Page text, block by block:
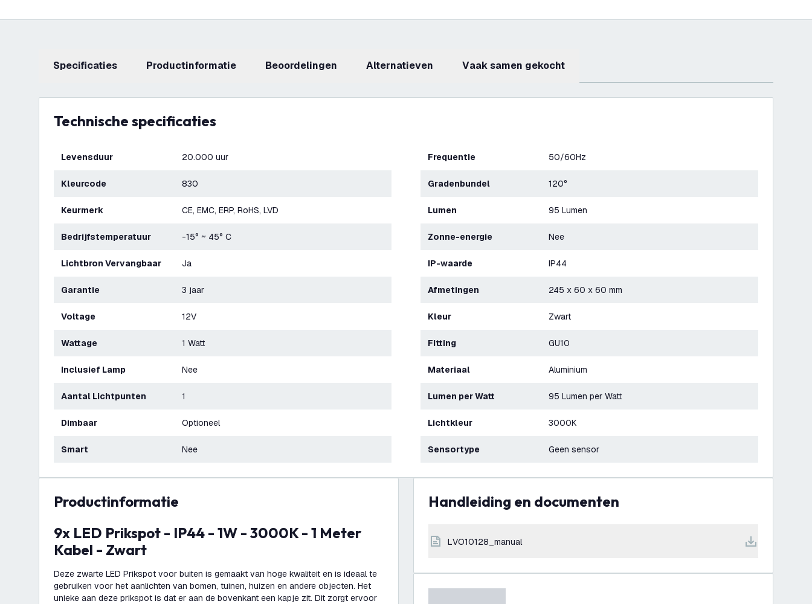
Specificaties productinformatie beoordelingen Alternatieven Vaak samen gekocht
Technische specificaties
Levensduur 20.000 uur
Kleurcode 830
Keurmerk CE, EMC, ERP, RoHS, LVD
Bedrijfstemperatuur -15° ~ 45° C
Lichtbron Vervangbaar Ja
Garantie 3 jaar
Voltage 12V
Wattage 1 Watt
Inclusief Lamp Nee
Aantal Lichtpunten 1
Dimbaar Optioneel
Smart Nee
Frequentie 50/60Hz
Gradenbundel 120°
Lumen 95 Lumen
Zonne-energie Nee
IP-waarde IP44
Afmetingen 245 x 60 x 60 mm
Kleur Zwart
Fitting GU10
Materiaal Aluminium
Lumen per Watt 95 Lumen per Watt
Lichtkleur 3000K
Sensortype Geen sensor
productinformatie
9x LED Prikspot - IP44 - 1W - 3000K - 1 Meter
Kabel - Zwart
Deze zwarte LED Prikspot voor buiten is gemaakt van hoge kwaliteit en is ideaal te
gebruiken voor het aanlichten van bomen, tuinen, huizen en andere objecten. Het
unieke aan deze prikspot is dat er aan de bovenkant een kapje zit. Dit zorgt ervoor
Handleiding en documenten
LVO10128_manual